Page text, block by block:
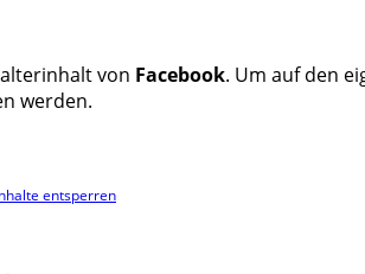
von Facebook. Um auf den
werden.
entsperren